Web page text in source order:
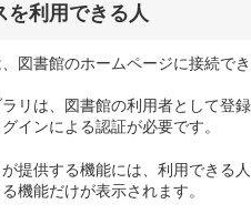
を利用できる人
図書館のホームページに接続で
リは、図書館の利用者として登
インによる認証が必要です。
提供する機能には、利用できる
機能だけが表示されます。